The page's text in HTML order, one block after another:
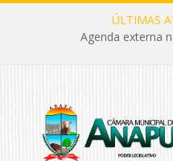
ÚLTIMAS
Agenda externa